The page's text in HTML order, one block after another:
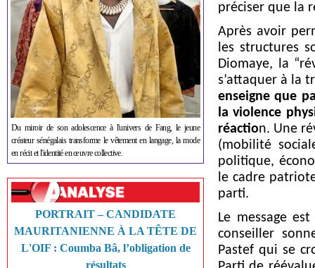
Du miroir de son adolescence à l'univers de Fang, le jeune
créateur sénégalais transforme le vêtement en langage, la mode
en récit et l'identité en œuvre collective.
PORTRAIT – CANDIDATE
MAURITANIENNE À LA TÊTE DE
L'OIF : Coumba Bâ, l’obligation de
résultats
préciser que la
Après avoir
les structures
Diomaye, la
s’attaquer à la
enseigne que
la violence
réaction. Une
(mobilité
politique,
le cadre
parti.
Le message
conseiller
Pastef qui se